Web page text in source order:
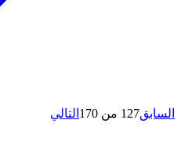
السابق127 من 170 التالي